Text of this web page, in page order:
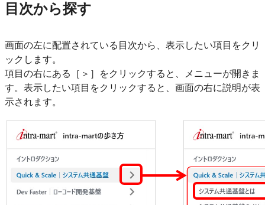
目次から探す
画面の左に配置されている目次から、表示したい項目をクリ
ックします。
項目の右にある［＞］をクリックすると、メニューが開きま
す。表示したい項目をクリックすると、画面の右に説明が表
示されます。